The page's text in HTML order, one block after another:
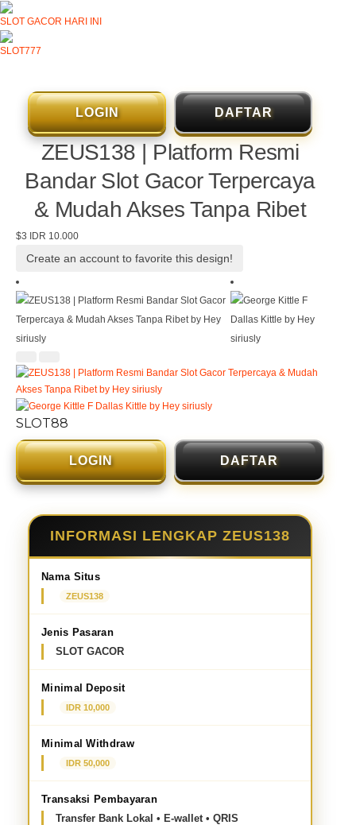
SLOT GACOR HARI INI
SLOT777
LOGIN DAFTAR
ZEUS138 | Platform Resmi
Bandar Slot Gacor Terpercaya
& Mudah Akses Tanpa Ribet
$3 IDR 10.000
Create an account to favorite this design!
SLOT88
LOGIN DAFTAR
INFORMASI LENGKAP ZEUS138
Nama Situs
ZEUS138
Jenis Pasaran
SLOT GACOR
Minimal Deposit
IDR 10,000
Minimal Withdraw
IDR 50,000
Transaksi Pembayaran
Transfer Bank Lokal • E-wallet • QRIS